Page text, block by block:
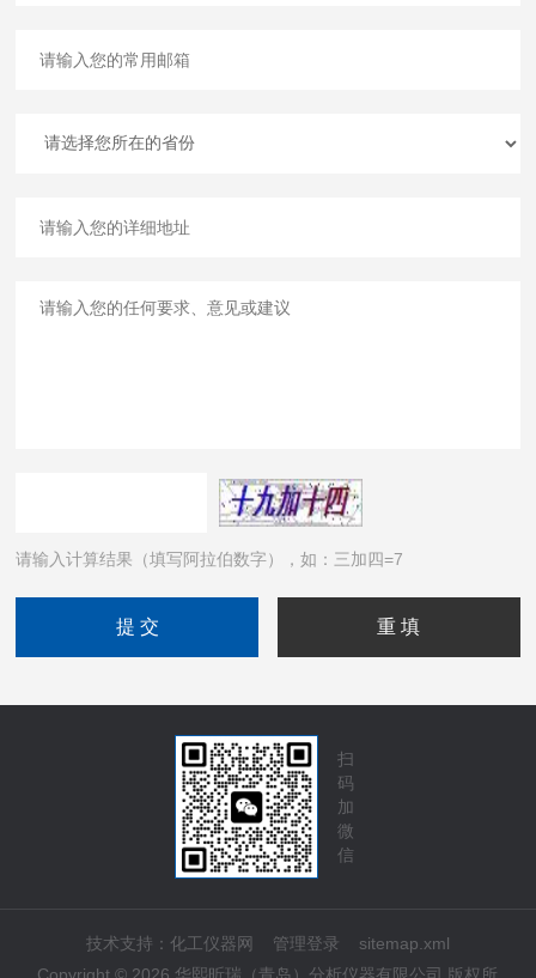
请输入计算结果（填写阿拉伯数字），如：三加四=7
扫
码
加
微
信
技术支持： 化工仪器网 管理登录
sitemap.xml